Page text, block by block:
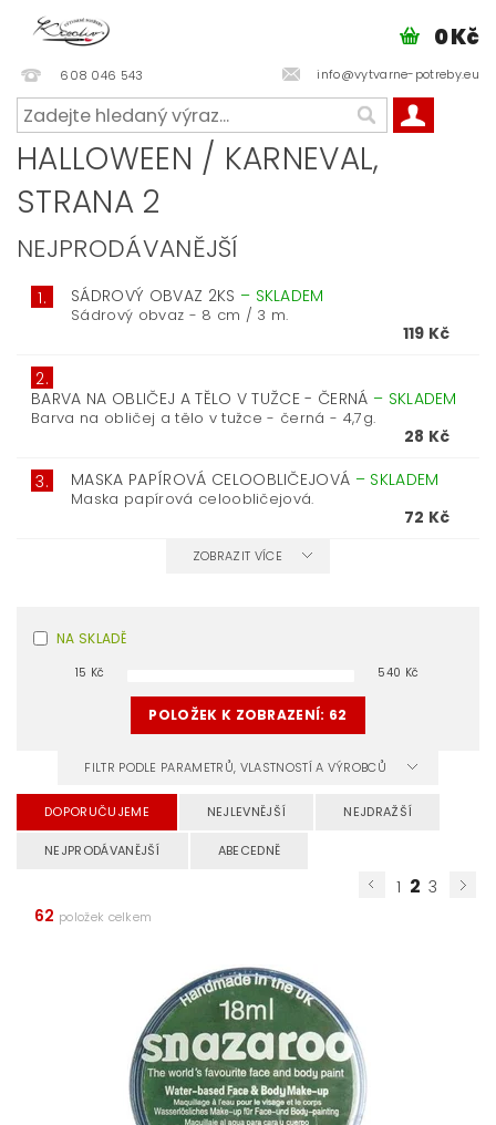
608 046 543 info@vytvarne-potreby.eu
0 Kč
HALLOWEEN / KARNEVAL,
STRANA 2
NEJPRODÁVANĚJŠÍ
1. SÁDROVÝ OBVAZ 2KS – SKLADEM
Sádrový obvaz - 8 cm / 3 m.
119 Kč
2.
BARVA NA OBLIČEJ A TĚLO V TUŽCE - ČERNÁ – SKLADEM
Barva na obličej a tělo v tužce - černá - 4,7g.
28 Kč
3. MASKA PAPÍROVÁ CELOOBLIČEJOVÁ – SKLADEM
Maska papírová celoobličejová.
72 Kč
ZOBRAZIT VÍCE
NA SKLADĚ
15 Kč 540 Kč
POLOŽEK K ZOBRAZENÍ: 62
FILTR PODLE PARAMETRŮ, VLASTNOSTÍ A VÝROBCŮ
DOPORUČUJEME NEJLEVNĚJŠÍ NEJDRAŽŠÍ
NEJPRODÁVANĚJŠÍ ABECEDNĚ
1 2 3
62 položek celkem